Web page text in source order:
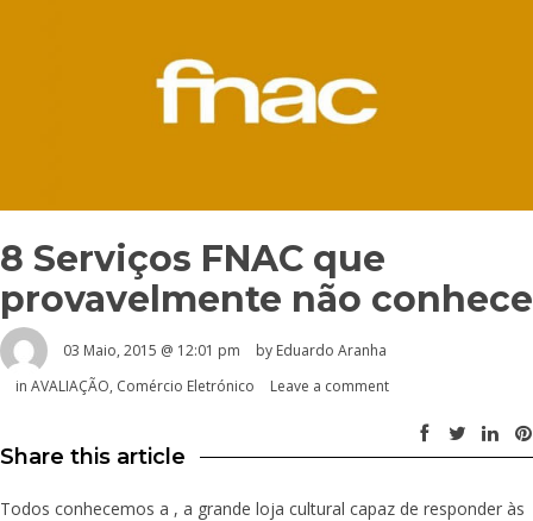
8 Serviços FNAC que
provavelmente não conhece
03 Maio, 2015 @ 12:01 pm by Eduardo Aranha
in AVALIAÇÃO, Comércio Eletrónico Leave a comment
Share this article
Todos conhecemos a , a grande loja cultural capaz de responder às